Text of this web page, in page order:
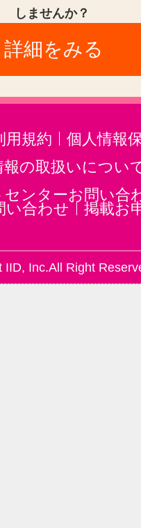
しませんか？
詳細をみる
用規約
個人情報
報の取扱いについ
センターお問い合
い合わせ
掲載お
IID, Inc.All Right